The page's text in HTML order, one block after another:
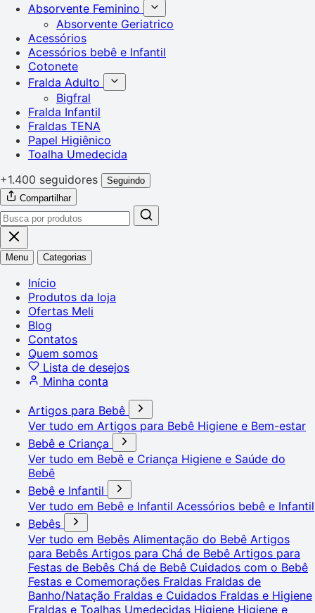
Absorvente Feminino
Absorvente Geriatrico
Acessórios
Acessórios bebê e Infantil
Cotonete
Fralda Adulto
Bigfral
Fralda Infantil
Fraldas TENA
Papel Higiênico
Toalha Umedecida
+1.400 seguidores
Seguindo
Compartilhar
Menu Categorias
Início
Produtos da loja
Ofertas Meli
Blog
Contatos
Quem somos
Lista de desejos
Minha conta
Artigos para Bebê
Ver tudo em Artigos para Bebê Higiene e Bem-estar
Bebê e Criança
Ver tudo em Bebê e Criança Higiene e Saúde do
Bebê
Bebê e Infantil
Ver tudo em Bebê e Infantil Acessórios bebê e Infantil
Bebês
Ver tudo em Bebês Alimentação do Bebê Artigos
para Bebês Artigos para Chá de Bebê Artigos para
Festas de Bebês Chá de Bebê Cuidados com o Bebê
Festas e Comemorações Fraldas Fraldas de
Banho/Natação Fraldas e Cuidados Fraldas e Higiene
Fraldas e Toalhas Umedecidas Higiene Higiene e